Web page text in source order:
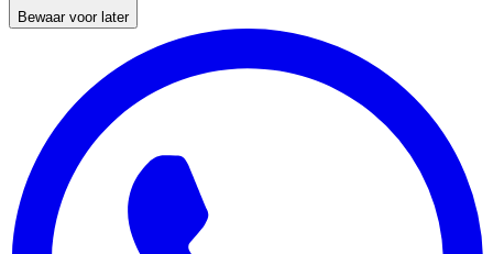
Bewaar voor later